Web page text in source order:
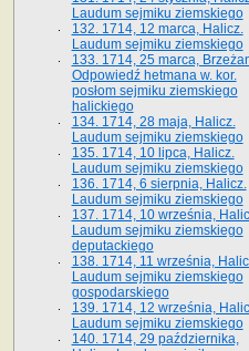
Laudum sejmiku ziemskiego
132. 1714, 12 marca, Halicz.
Laudum sejmiku ziemskiego
133. 1714, 25 marca,
Odpowiedź hetmana w. kor.
posłom sejmiku ziemskiego
halickiego
134. 1714, 28 maja, Halicz.
Laudum sejmiku ziemskiego
135. 1714, 10 lipca, Halicz.
Laudum sejmiku ziemskiego
136. 1714, 6 sierpnia, Halicz.
Laudum sejmiku ziemskiego
137. 1714, 10 września,
Laudum sejmiku ziemskiego
deputackiego
138. 1714, 11 września,
Laudum sejmiku ziemskiego
gospodarskiego
139. 1714, 12 września,
Laudum sejmiku ziemskiego
140. 1714, 29 października,